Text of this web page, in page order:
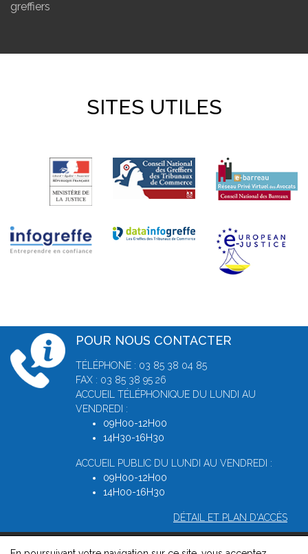
greffiers
SITES UTILES
POUR NOUS CONTACTER
TÉLÉPHONE : 03 85 38 04 85
FAX : 03 85 38 95 26
ACCUEIL TÉLÉPHONIQUE DU LUNDI AU
VENDREDI :
09H00-12H00
14H30-16H30
ACCUEIL PUBLIC DU LUNDI AU VENDREDI :
09H00-12H00
14H00-16H30
DÉTAIL ET PLAN D'ACCÈS